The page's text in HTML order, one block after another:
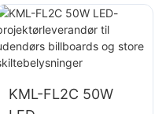
parkeringspladser
og
opbevaringsområd
KML-FL2C 50W